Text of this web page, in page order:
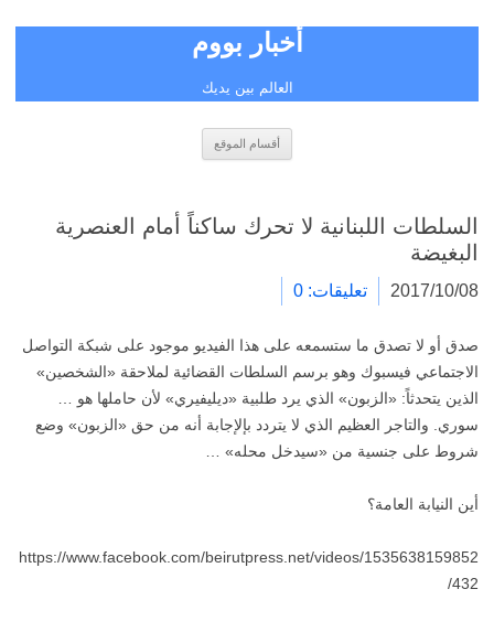
أخبار بووم
العالم بين يديك
أقسام الموقع
السلطات اللبنانية لا تحرك ساكناً أمام العنصرية
البغيضة
2017/10/08 تعليقات: 0
صدق أو لا تصدق ما ستسمعه على هذا الفيديو موجود على شبكة التواصل
الاجتماعي فيسبوك وهو برسم السلطات القضائية لملاحقة «الشخصين»
الذين يتحدثاً: «الزبون» الذي يرد طلبية «ديليفيري» لأن حاملها هو …
سوري. والتاجر العظيم الذي لا يتردد بإلإجابة أنه من حق «الزبون» وضع
شروط على جنسية من «سيدخل محله» …
أين النيابة العامة؟
https://www.facebook.com/beirutpress.net/videos/1535638159852
432/